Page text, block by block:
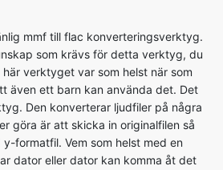
mmf till flac konverteringsverktyg.
som krävs för detta verktyg, du
verktyget var som helst när som
även ett barn kan använda det. Det
Den konverterar ljudfiler på några
göra är att skicka in originalfilen så
formatfil. Vem som helst med en
dator eller dator kan komma åt det